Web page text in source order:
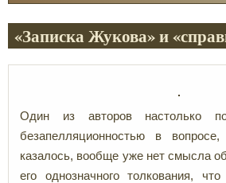
«Записка Жукова» и
Один из авторов настолько
безапелляционностью в
казалось, вообще уже нет смысла
его однозначного толкования,